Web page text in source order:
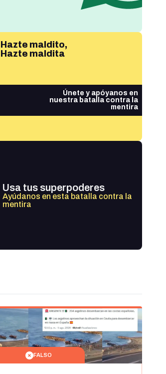
Hazte maldito,
Hazte maldita
Únete y apóyanos en
nuestra batalla contra la
mentira
Usa tus superpoderes
Ayúdanos en esta batalla contra la
mentira
FALSO